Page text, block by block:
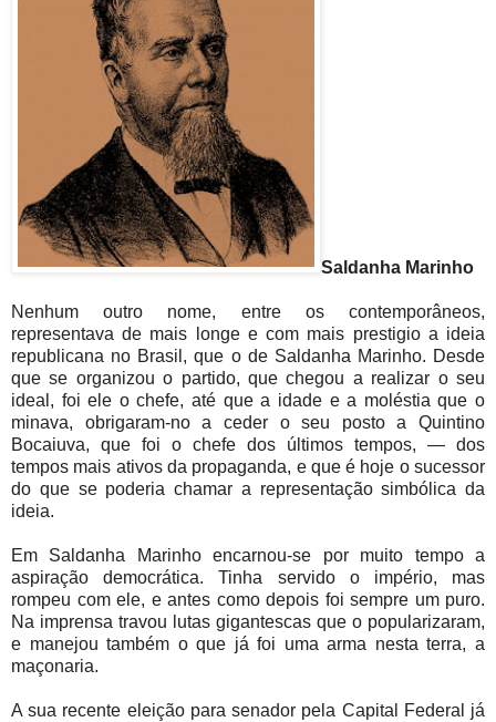
Saldanha Marinho
Nenhum outro nome, entre os contemporâneos,
representava de mais longe e com mais prestigio a ideia
republicana no Brasil, que o de Saldanha Marinho. Desde
que se organizou o partido, que chegou a realizar o seu
ideal, foi ele o chefe, até que a idade e a moléstia que o
minava, obrigaram-no a ceder o seu posto a Quintino
Bocaiuva, que foi o chefe dos últimos tempos, — dos
tempos mais ativos da propaganda, e que é hoje o sucessor
do que se poderia chamar a representação simbólica da
ideia.
Em Saldanha Marinho encarnou-se por muito tempo a
aspiração democrática. Tinha servido o império, mas
rompeu com ele, e antes como depois foi sempre um puro.
Na imprensa travou lutas gigantescas que o popularizaram,
e manejou também o que já foi uma arma nesta terra, a
maçonaria.
A sua recente eleição para senador pela Capital Federal já